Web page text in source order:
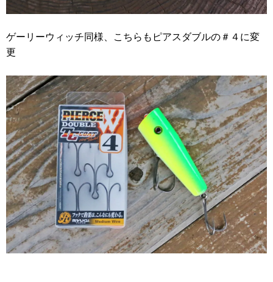
ゲーリーウィッチ同様、こちらもピアスダブルの＃４に変
更